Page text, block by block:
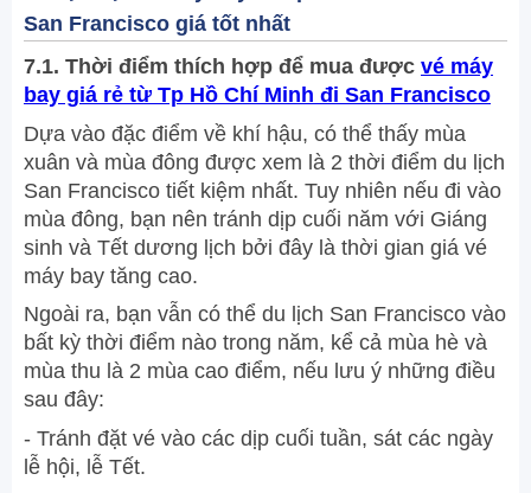
San Francisco giá tốt nhất
7.1. Thời điểm thích hợp để mua được vé máy
bay giá rẻ từ Tp Hồ Chí Minh đi San Francisco
Dựa vào đặc điểm về khí hậu, có thể thấy mùa
xuân và mùa đông được xem là 2 thời điểm du lịch
San Francisco tiết kiệm nhất. Tuy nhiên nếu đi vào
mùa đông, bạn nên tránh dịp cuối năm với Giáng
sinh và Tết dương lịch bởi đây là thời gian giá vé
máy bay tăng cao.
Ngoài ra, bạn vẫn có thể du lịch San Francisco vào
bất kỳ thời điểm nào trong năm, kể cả mùa hè và
mùa thu là 2 mùa cao điểm, nếu lưu ý những điều
sau đây:
- Tránh đặt vé vào các dịp cuối tuần, sát các ngày
lễ hội, lễ Tết.